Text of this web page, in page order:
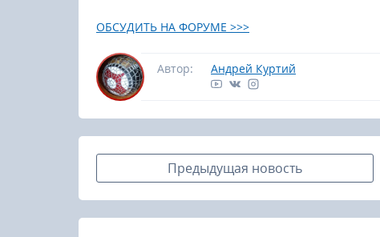
ОБСУДИТЬ НА ФОРУМЕ >>>
Автор: Андрей Куртий
Предыдущая новость